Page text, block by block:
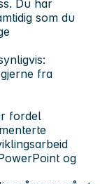
Du har
som du
fra
fordel
og